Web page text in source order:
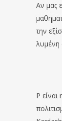
Αν μας
την
λυμένη
P